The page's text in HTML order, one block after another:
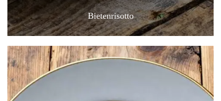
Bietenrisotto